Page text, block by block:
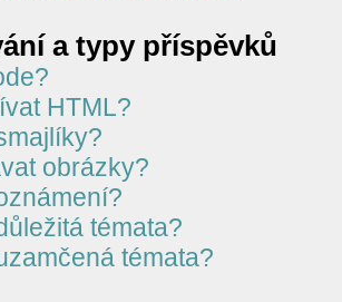
a typy příspěvků
HTML?
obrázky?
témata?
témata?